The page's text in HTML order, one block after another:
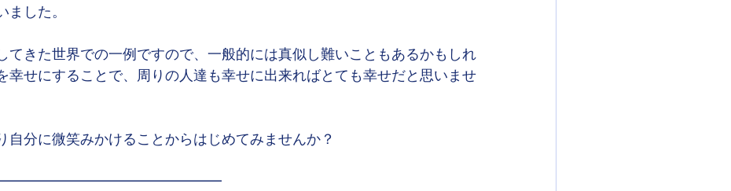
した。
てきた世界での一例ですので、一般的には真似し難いこともあるかもしれ
幸せにすることで、周りの人達も幸せに出来ればとても幸せだと思いませ
自分に微笑みかけることからはじめてみませんか？